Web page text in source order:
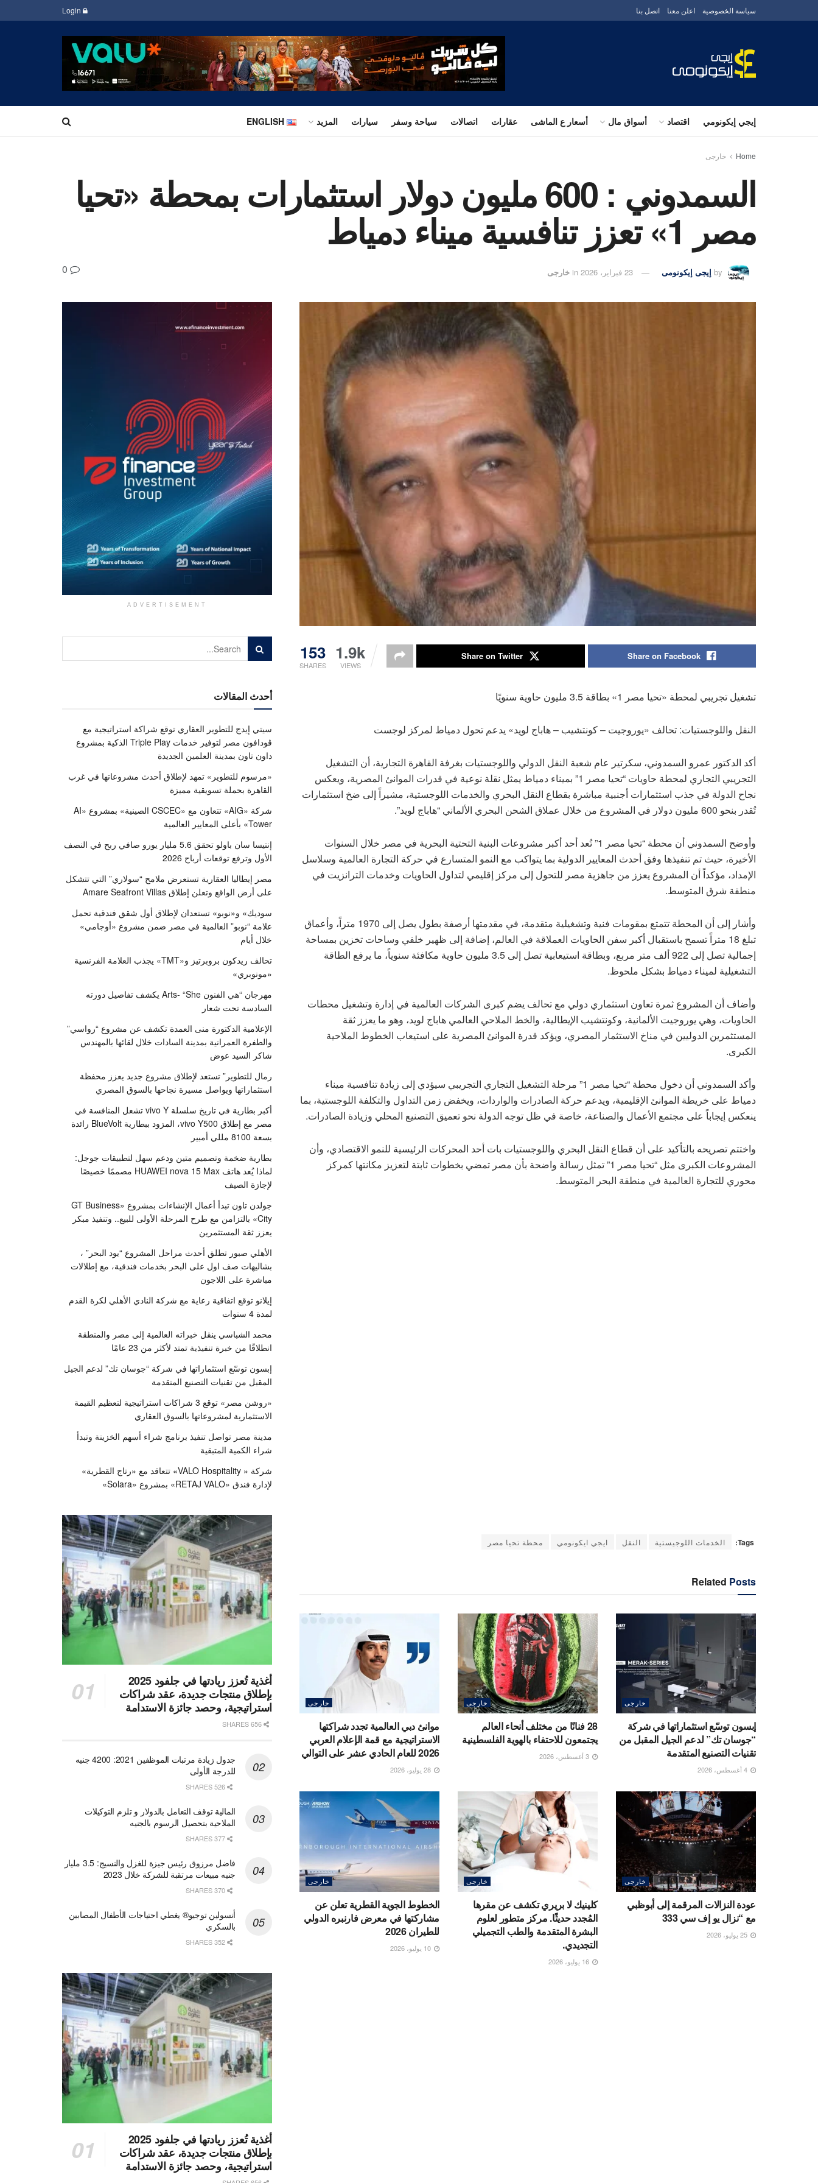
سياسة الخصوصية اعلن معنا اتصل بنا
إيجي إيكونومي اقتصاد أسواق مال أسعار ع الماشى عقارات اتصالات سياحة وسفر سيارات المزيد ENGLISH
Home خارجى
السمدوني : 600 مليون دولار استثمارات بمحطة «تحيا
مصر 1» تعزز تنافسية ميناء دمياط
by إيجى إيكونومى 23 فبراير، 2026 in خارجى
153
SHARES
1.9k
VIEWS
Share on Facebook
Share on Twitter
تشغيل تجريبي لمحطة «تحيا مصر 1» بطاقة 3.5 مليون حاوية سنويًا
النقل واللوجستيات: تحالف «يوروجيت – كونتشيب – هاباج لويد» يدعم تحول دمياط لمركز لوجست
أكد الدكتور عمرو السمدوني، سكرتير عام شعبة النقل الدولي واللوجستيات بغرفة القاهرة التجارية، أن التشغيل
التجريبي التجاري لمحطة حاويات “تحيا مصر 1” بميناء دمياط يمثل نقلة نوعية في قدرات الموانئ المصرية، ويعكس
نجاح الدولة في جذب استثمارات أجنبية مباشرة بقطاع النقل البحري والخدمات اللوجستية، مشيراً إلى ضخ استثمارات
تُقدر بنحو 600 مليون دولار في المشروع من خلال عملاق الشحن البحري الألماني “هاباج لويد”.
وأوضح السمدوني أن محطة “تحيا مصر 1” تُعد أحد أكبر مشروعات البنية التحتية البحرية في مصر خلال السنوات
الأخيرة، حيث تم تنفيذها وفق أحدث المعايير الدولية بما يتواكب مع النمو المتسارع في حركة التجارة العالمية وسلاسل
الإمداد، مؤكداً أن المشروع يعزز من جاهزية مصر للتحول إلى مركز إقليمي لتداول الحاويات وخدمات الترانزيت في
منطقة شرق المتوسط.
وأشار إلى أن المحطة تتمتع بمقومات فنية وتشغيلية متقدمة، في مقدمتها أرصفة بطول يصل إلى 1970 متراً، وأعماق
تبلغ 18 متراً تسمح باستقبال أكبر سفن الحاويات العملاقة في العالم، إضافة إلى ظهير خلفي وساحات تخزين بمساحة
إجمالية تصل إلى 922 ألف متر مربع، وبطاقة استيعابية تصل إلى 3.5 مليون حاوية مكافئة سنوياً، ما يرفع الطاقة
التشغيلية لميناء دمياط بشكل ملحوظ.
وأضاف أن المشروع ثمرة تعاون استثماري دولي مع تحالف يضم كبرى الشركات العالمية في إدارة وتشغيل محطات
الحاويات، وهي يوروجيت الألمانية، وكونتشيب الإيطالية، والخط الملاحي العالمي هاباج لويد، وهو ما يعزز ثقة
المستثمرين الدوليين في مناخ الاستثمار المصري، ويؤكد قدرة الموانئ المصرية على استيعاب الخطوط الملاحية
الكبرى.
وأكد السمدوني أن دخول محطة “تحيا مصر 1” مرحلة التشغيل التجاري التجريبي سيؤدي إلى زيادة تنافسية ميناء
دمياط على خريطة الموانئ الإقليمية، ويدعم حركة الصادرات والواردات، ويخفض زمن التداول والتكلفة اللوجستية، بما
ينعكس إيجاباً على مجتمع الأعمال والصناعة، خاصة في ظل توجه الدولة نحو تعميق التصنيع المحلي وزيادة الصادرات.
واختتم تصريحه بالتأكيد على أن قطاع النقل البحري واللوجستيات بات أحد المحركات الرئيسية للنمو الاقتصادي، وأن
المشروعات الكبرى مثل “تحيا مصر 1” تمثل رسالة واضحة بأن مصر تمضي بخطوات ثابتة لتعزيز مكانتها كمركز
محوري للتجارة العالمية في منطقة البحر المتوسط.
Tags: الخدمات اللوجيستية النقل ايجي ايكونومي محطة تحيا مصر
Related Posts
خارجى
إبسون توسّع استثماراتها في شركة
“جوسان تك” لدعم الجيل المقبل من
تقنيات التصنيع المتقدمة
خارجى
28 فنانًا من مختلف أنحاء العالم
يجتمعون للاحتفاء بالهوية الفلسطينية
خارجى
موانئ دبي العالمية تجدد شراكتها
الاستراتيجية مع قمة الإعلام العربي
2026 للعام الحادي عشر على التوالي
خارجى
عودة النزالات المرقمة إلى أبوظبي
مع “نزال يو إف سي 333
خارجى
كلينيك لا بريري تكشف عن مقرها
المُجدد حديثًا. مركز متطور لعلوم
البشرة المتقدمة والطب التجميلي
التجديدي.
خارجى
الخطوط الجوية القطرية تعلن عن
مشاركتها في معرض فارنبره الدولي
للطيران 2026
ADVERTISEMENT
أحدث المقالات
سيتي إيدج للتطوير العقاري توقع شراكة استراتيجية مع
ڤودافون مصر لتوفير خدمات Triple Play الذكية بمشروع
داون تاون بمدينة العلمين الجديدة
«مرسوم للتطوير» تمهد لإطلاق أحدث مشروعاتها في غرب
القاهرة بحملة تسويقية مميزة
شركة «AIG» تتعاون مع «CSCEC الصينية» بمشروع «AI
Tower» بأعلى المعايير العالمية
إنتيسا سان باولو تحقق 5.6 مليار يورو صافي ربح في النصف
الأول وترفع توقعات أرباح 2026
مصر إيطاليا العقارية تستعرض ملامح “سولاري” التي تتشكل
على أرض الواقع وتعلن إطلاق Amare Seafront Villas
سوديك» و«نوبو» تستعدان لإطلاق أول شقق فندقية تحمل
علامة “نوبو” العالمية في مصر ضمن مشروع «أوجامي»
خلال أيام
تحالف ريدكون بروبرتيز و«TMT» يجذب العلامة الفرنسية
«مونوبري»
مهرجان “هي الفنون Arts- “She يكشف تفاصيل دورته
السادسة تحت شعار
الإعلامية الدكتورة منى العمدة تكشف عن مشروع “رواسي”
والطفرة العمرانية بمدينة السادات خلال لقائها بالمهندس
شاكر السيد عوض
رمال للتطوير” تستعد لإطلاق مشروع جديد يعزز محفظة
استثماراتها ويواصل مسيرة نجاحها بالسوق المصري
أكبر بطارية في تاريخ سلسلة vivo Y تشعل المنافسة في
مصر مع إطلاق vivo Y500، المزود ببطارية BlueVolt رائدة
بسعة 8100 مللي أمبير
بطارية ضخمة وتصميم متين ودعم سهل لتطبيقات جوجل:
لماذا يُعد هاتف HUAWEI nova 15 Max مصممًا خصيصًا
لإجازة الصيف
جولدن تاون تبدأ أعمال الإنشاءات بمشروع «GT Business
City» بالتزامن مع طرح المرحلة الأولى للبيع.. وتنفيذ مبكر
يعزز ثقة المستثمرين
الأهلي صبور تطلق أحدث مراحل المشروع “يود البحر” ،
بشاليهات صف اول على البحر بخدمات فندقية، مع إطلالات
مباشرة على اللاجون
إيلانو توقع اتفاقية رعاية مع شركة النادي الأهلي لكرة القدم
لمدة 4 سنوات
محمد الشباسي ينقل خبراته العالمية إلى مصر والمنطقة
انطلاقًا من خبرة تنفيذية تمتد لأكثر من 23 عامًا
إبسون توسّع استثماراتها في شركة “جوسان تك” لدعم الجيل
المقبل من تقنيات التصنيع المتقدمة
«روشن مصر» توقع 3 شراكات استراتيجية لتعظيم القيمة
الاستثمارية لمشروعاتها بالسوق العقاري
مدينة مصر تواصل تنفيذ برنامج شراء أسهم الخزينة وتبدأ
شراء الكمية المتبقية
شركة « VALO Hospitality» تتعاقد مع «رتاج القطرية»
لإدارة فندق «RETAJ VALO» بمشروع «Solara»
أغذية تُعزز ريادتها في جلفود 2025
بإطلاق منتجات جديدة، عقد شراكات
استراتيجية، وحصد جائزة الاستدامة
جدول زيادة مرتبات الموظفين 2021: 4200 جنيه
للدرجة الأولى
المالية توقف التعامل بالدولار و تلزم التوكيلات
الملاحية بتحصيل الرسوم بالجنيه
فاضل مرزوق رئيس جيزة للغزل والنسيج: 3.5 مليار
جنيه مبيعات مرتقبة للشركة خلال 2023
أنسولين توجيو® يغطي احتياجات الأطفال المصابين
بالسكري
أغذية تُعزز ريادتها في جلفود 2025
بإطلاق منتجات جديدة، عقد شراكات
استراتيجية، وحصد جائزة الاستدامة